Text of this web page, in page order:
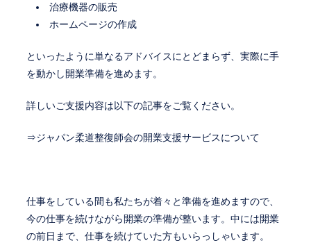
治療機器の販売
ホームページの作成
といったように単なるアドバイスにとどまらず、実際に手
を動かし開業準備を進めます。
詳しいご支援内容は以下の記事をご覧ください。
⇒ジャパン柔道整復師会の開業支援サービスについて
仕事をしている間も私たちが着々と準備を進めますので、
今の仕事を続けながら開業の準備が整います。中には開業
の前日まで、仕事を続けていた方もいらっしゃいます。